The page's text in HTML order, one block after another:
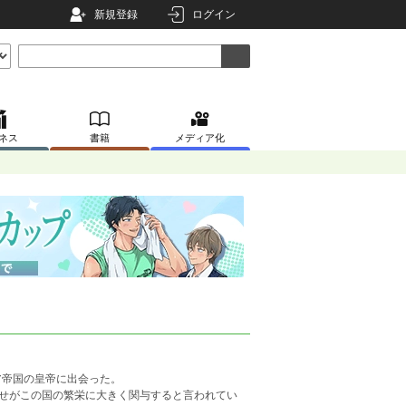
新規登録 ログイン
ス 書籍 メディア化
国の皇帝に出会った。
がこの国の繁栄に大きく関与すると言われてい